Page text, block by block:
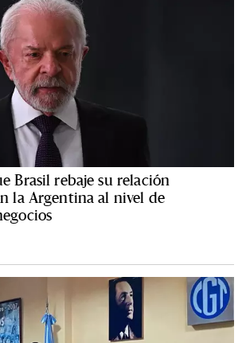
Brasil rebaje su relación
la Argentina al nivel de